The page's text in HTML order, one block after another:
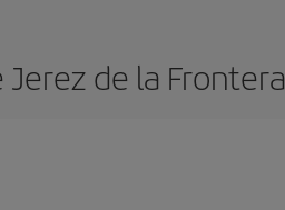
de la Frontera